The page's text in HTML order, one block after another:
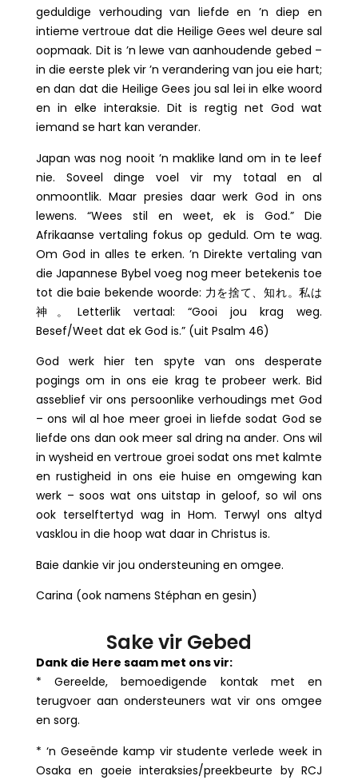
geduldige verhouding van liefde en ’n diep en
intieme vertroue dat die Heilige Gees wel deure sal
oopmaak. Dit is ’n lewe van aanhoudende gebed –
in die eerste plek vir ’n verandering van jou eie hart;
en dan dat die Heilige Gees jou sal lei in elke woord
en in elke interaksie. Dit is regtig net God wat
iemand se hart kan verander.
Japan was nog nooit ’n maklike land om in te leef
nie. Soveel dinge voel vir my totaal en al
onmoontlik. Maar presies daar werk God in ons
lewens. “Wees stil en weet, ek is God.” Die
Afrikaanse vertaling fokus op geduld. Om te wag.
Om God in alles te erken. ’n Direkte vertaling van
die Japannese Bybel voeg nog meer betekenis toe
tot die baie bekende woorde: 力を捨て、知れ。私は
神。Letterlik vertaal: “Gooi jou krag weg.
Besef/Weet dat ek God is.” (uit Psalm 46)
God werk hier ten spyte van ons desperate
pogings om in ons eie krag te probeer werk. Bid
asseblief vir ons persoonlike verhoudings met God
– ons wil al hoe meer groei in liefde sodat God se
liefde ons dan ook meer sal dring na ander. Ons wil
in wysheid en vertroue groei sodat ons met kalmte
en rustigheid in ons eie huise en omgewing kan
werk – soos wat ons uitstap in geloof, so wil ons
ook terselftertyd wag in Hom. Terwyl ons altyd
vasklou in die hoop wat daar in Christus is.
Baie dankie vir jou ondersteuning en omgee.
Carina (ook namens Stéphan en gesin)
Sake vir Gebed
Dank die Here saam met ons vir:
* Gereelde, bemoedigende kontak met en
terugvoer aan ondersteuners wat vir ons omgee
en sorg.
* ‘n Geseënde kamp vir studente verlede week in
Osaka en goeie interaksies/preekbeurte by RCJ